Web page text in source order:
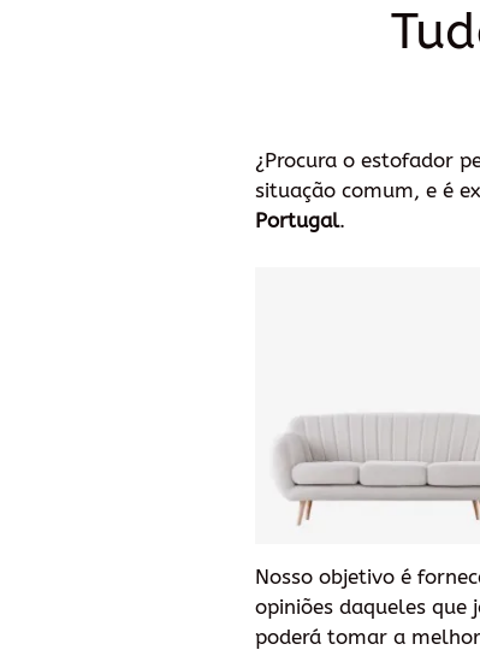
¿Procura o estofador
situação comum, e é
Portugal.
Nosso objetivo é
opiniões daqueles que
poderá tomar a